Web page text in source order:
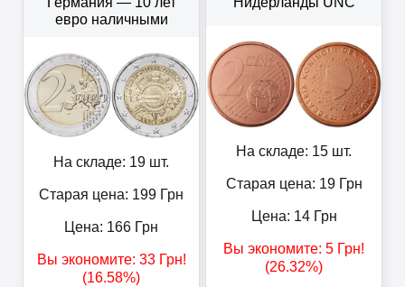
евро наличными
На складе: 19 шт.
Старая цена: 199 Грн
Цена: 166 Грн
Вы экономите: 33Грн!
(16.58%)
На складе: 15 шт.
Старая цена: 19Грн
Цена: 14Грн
Вы экономите: 5 Грн!
(26.32%)